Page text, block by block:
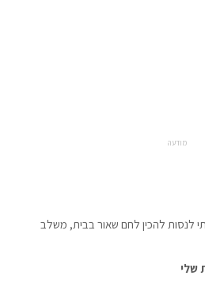
מודעה
לנסות להכין לחם שאור בבית, משלב
שלי